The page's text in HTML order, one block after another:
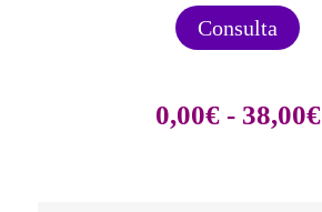
Consulta
0,00€ - 38,00€